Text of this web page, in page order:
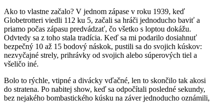
Ako to vlastne začalo? V jednom zápase v roku 1939, keď
Globetrotteri viedli 112 ku 5, začali sa hráči jednoducho baviť a
priamo počas zápasu predvádzať, čo všetko s loptou dokážu.
Odvtedy sa z toho stala tradícia. Keď sa mi podarilo dosiahnuť
bezpečný 10 až 15 bodový náskok, pustili sa do svojich kúskov:
nezvyčajné strely, prihrávky od svojich alebo súperových tiel a
všeličo iné.
Bolo to rýchle, vtipné a divácky vďačné, len to skončilo tak akosi
do stratena. Po nabitej show, keď sa odpočítali posledné sekundy,
bez nejakého bombastického kúsku na záver jednoducho oznámili,